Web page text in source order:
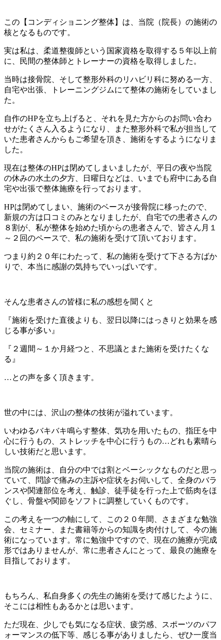
この【コンディショニング整体】は、当院（院長）の施術の
核となるものです。
実は私は、柔道整復師という国家資格を取得する５年以上前
に、民間の整体師とトレーナーの資格を取得しました。
当時は接骨院、そして整形外科のリハビリ科に努める一方、
自宅や出張、トレーニングジムにて整体の施術をしていまし
た。
自作のHPを立ち上げると、それを見た方からのお問い合わ
せがたくさん入るようになり、また整形外科で私が担当して
いた患者さんからもご希望を頂き、施術をするようになりま
した。
現在は整体のHPは閉めてしまいましたが、平日の夜や当院
の休みの水土の夕方、日曜日などは、いまでも府中にある自
宅や出張で整体施療を行っております。
HPは閉めてしまい、施術のベースが接骨院に移ったので、
新規の方は口コミのみとなりましたが、自宅での患者さんの
８割が、私が整体を始めた頃からの患者さんで、皆さん月１
～２回のペースで、私の施術を受けて頂いております。
つまり約２０年にわたって、私の施術を受けて下さる方ばか
りで、本当に感謝の気持ちでいっぱいです。
そんな患者さんの皆様に私の感想を聞くと
『施術を受けた直後よりも、翌日以降にはっきりと効果を感
じる事が多い』
『２週間～１か月経つと、不思議とまた施術を受けたくな
る』
…との声を多く頂きます。
世の中には、沢山の整体の技術が溢れています。
いわゆるバキバキ鳴らす整体、気功を用いたもの、指圧を中
心に行うもの、ストレッチを中心に行うもの…どれも素晴ら
しい技術だと思います。
当院の施術は、自分の中では割とベーシックなものだと思っ
ていて、問診で痛みの主訴や症状をお伺いして、全身のバラ
ンスや関連部位を考え、触診、徒手徒を行った上で筋肉をほ
ぐし、骨盤や関節をソフトに調整していくものです。
この考えを一つの軸にして、この２０年間、さまざまな勉強
会、セミナー、また書籍等からの知識を肉付けして、今の施
術になっています。常に勉強中ですので、現在の施療が完成
形ではありませんが、常に患者さんにとって、最良の施療を
目指しております。
もちろん、私自身多くの先生の施術を受けて感じたように、
そこには相性もあるかとは思います。
ただ現在、少しでも気になる症状、疲労感、スポーツのパフ
ォーマンスの低下等、感じる事がありましたら、ぜひ一度当